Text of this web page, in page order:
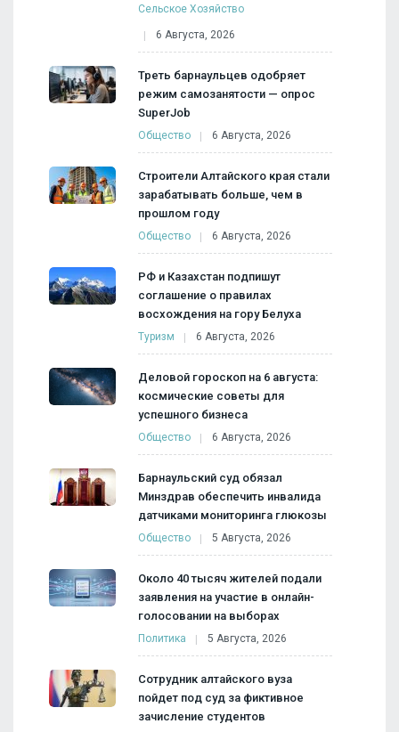
Сельское Хозяйство
6 Августа, 2026
Треть барнаульцев одобряет
режим самозанятости — опрос
SuperJob
Общество 6 Августа, 2026
Строители Алтайского края стали
зарабатывать больше, чем в
прошлом году
Общество 6 Августа, 2026
РФ и Казахстан подпишут
соглашение о правилах
восхождения на гору Белуха
Туризм 6 Августа, 2026
Деловой гороскоп на 6 августа:
космические советы для
успешного бизнеса
Общество 6 Августа, 2026
Барнаульский суд обязал
Минздрав обеспечить инвалида
датчиками мониторинга глюкозы
Общество 5 Августа, 2026
Около 40 тысяч жителей подали
заявления на участие в онлайн-
голосовании на выборах
Политика 5 Августа, 2026
Сотрудник алтайского вуза
пойдет под суд за фиктивное
зачисление студентов